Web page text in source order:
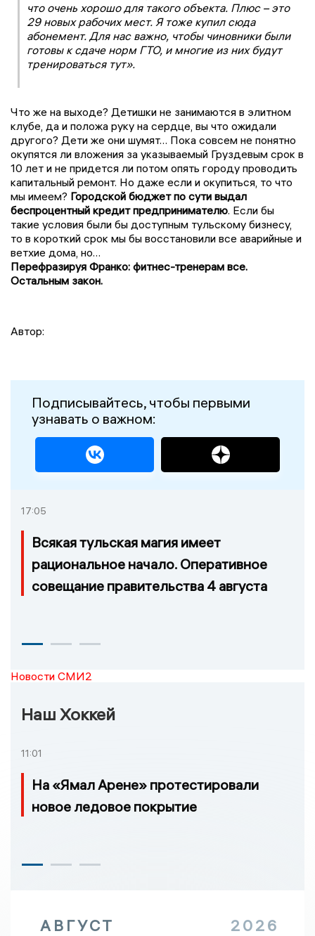
что очень хорошо для такого объекта. Плюс – это
29 новых рабочих мест. Я тоже купил сюда
абонемент. Для нас важно, чтобы чиновники были
готовы к сдаче норм ГТО, и многие из них будут
тренироваться тут».
Что же на выходе? Детишки не занимаются в элитном
клубе, да и положа руку на сердце, вы что ожидали
другого? Дети же они шумят… Пока совсем не понятно
окупятся ли вложения за указываемый Груздевым срок в
10 лет и не придется ли потом опять городу проводить
капитальный ремонт. Но даже если и окупиться, то что
мы имеем? Городской бюджет по сути выдал
беспроцентный кредит предпринимателю. Если бы
такие условия были бы доступным тульскому бизнесу,
то в короткий срок мы бы восстановили все аварийные и
ветхие дома, но…
Перефразируя Франко: фитнес-тренерам все.
Остальным закон.
Автор:
Подписывайтесь, чтобы первыми
узнавать о важном:
17:05
Всякая тульская магия имеет
рациональное начало. Оперативное
совещание правительства 4 августа
Новости СМИ2
Наш Хоккей
11:01
На «Ямал Арене» протестировали
новое ледовое покрытие
АВГУСТ 2026